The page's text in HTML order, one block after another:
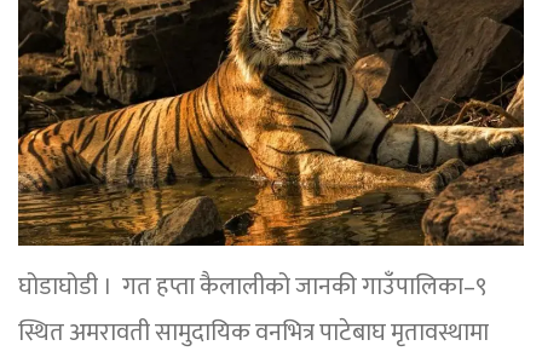
घोडाघोडी । गत हप्ता कैलालीको जानकी गाउँपालिका–९
स्थित अमरावती सामुदायिक वनभित्र पाटेबाघ मृतावस्थामा